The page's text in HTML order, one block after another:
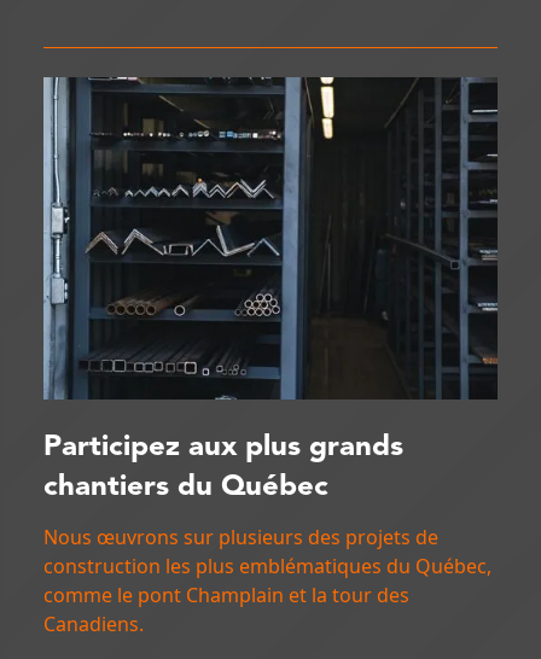
Participez aux plus grands
chantiers du Québec
Nous œuvrons sur plusieurs des projets de
construction les plus emblématiques du Québec,
comme le pont Champlain et la tour des
Canadiens.